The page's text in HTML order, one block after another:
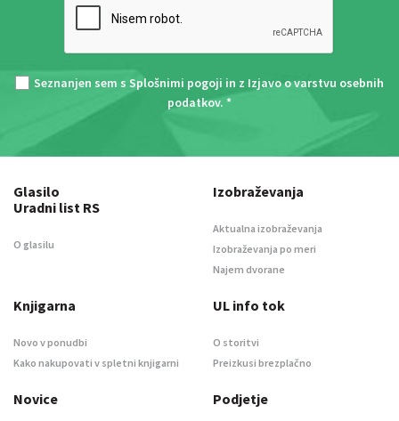
Seznanjen sem s Splošnimi pogoji in z Izjavo o varstvu osebnih
podatkov. *
Glasilo
Uradni list RS
O glasilu
Izobraževanja
Aktualna izobraževanja
Izobraževanja po meri
Najem dvorane
Knjigarna
Novo v ponudbi
Kako nakupovati v spletni knjigarni
UL info tok
O storitvi
Preizkusi brezplačno
Novice Podjetje